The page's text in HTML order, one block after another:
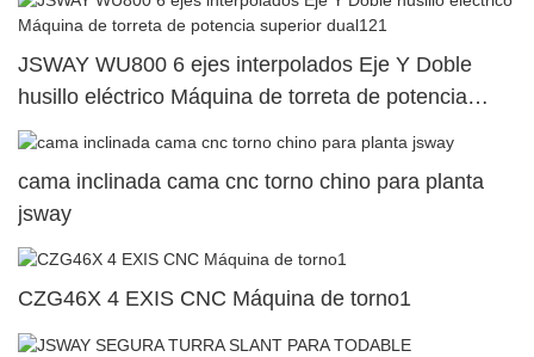
JSWAY WU800 6 ejes interpolados Eje Y Doble
husillo eléctrico Máquina de torreta de potencia
superior dual121
cama inclinada cama cnc torno chino para planta
jsway
CZG46X 4 EXIS CNC Máquina de torno1